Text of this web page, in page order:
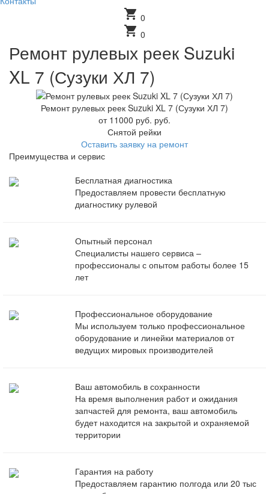
shopping_cart 0
shopping_cart 0
Ремонт рулевых реек Suzuki
XL 7 (Сузуки ХЛ 7)
Ремонт рулевых реек Suzuki XL 7 (Сузуки ХЛ 7)
от 11000 руб. руб.
Снятой рейки
Оставить заявку на ремонт
Преимущества и сервис
Бесплатная диагностика
Предоставляем провести бесплатную
диагностику рулевой
Опытный персонал
Специалисты нашего сервиса –
профессионалы с опытом работы более 15
лет
Профессиональное оборудование
Мы используем только профессиональное
оборудование и линейки материалов от
ведущих мировых производителей
Ваш автомобиль в сохранности
На время выполнения работ и ожидания
запчастей для ремонта, ваш автомобиль
будет находится на закрытой и охраняемой
территории
Гарантия на работу
Предоставляем гарантию полгода или 20 тыс